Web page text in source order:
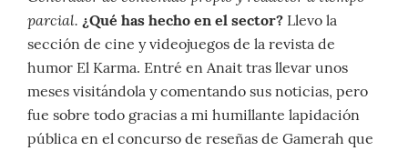
parcial. ¿Qué has hecho en el sector? Llevo la
sección de cine y videojuegos de la revista de
humor El Karma. Entré en Anait tras llevar unos
meses visitándola y comentando sus noticias, pero
fue sobre todo gracias a mi humillante lapidación
pública en el concurso de reseñas de Gamerah que